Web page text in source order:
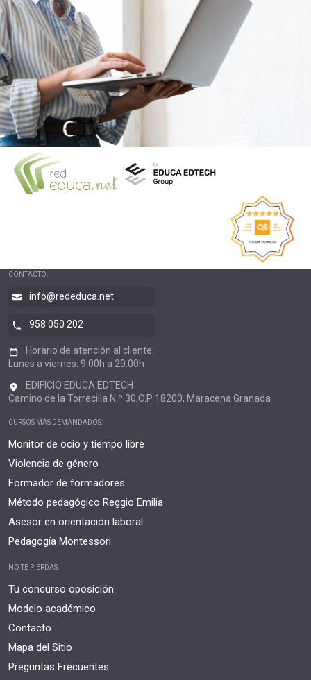
CONTACTO:
info@rededuca.net
958 050 202
Horario de atención al cliente:
Lunes a viernes: 9.00h a 20.00h
EDIFICIO EDUCA EDTECH
Camino de la Torrecilla N.º 30,C.P 18200, Maracena Granada
CURSOS MÁS DEMANDADOS:
Monitor de ocio y tiempo libre
Violencia de género
Formador de formadores
Método pedagógico Reggio Emilia
Asesor en orientación laboral
Pedagogía Montessori
NO TE PIERDAS:
Tu concurso oposición
Modelo académico
Contacto
Mapa del Sitio
Preguntas Frecuentes